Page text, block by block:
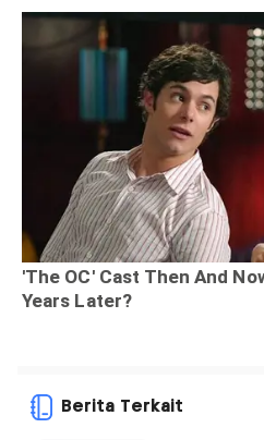
Berita Terkait